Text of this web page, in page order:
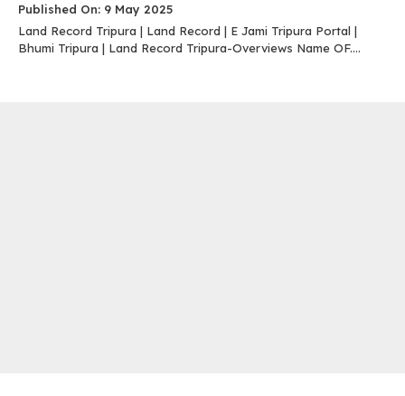
Published On: 9 May 2025
Land Record Tripura | Land Record | E Jami Tripura Portal |
Bhumi Tripura | Land Record Tripura-Overviews Name OF....